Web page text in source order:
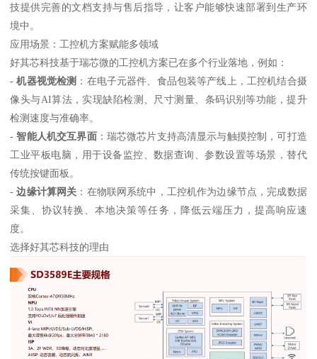
技提供完善的文档支持与售后指导，让客户能够快速部署到生产环
境中。
应用场景：工控机方案赋能多领域
好其芯科技基于瑞芯微的工控机方案已在多个行业落地，例如：
-机器视觉检测 ：在电子元器件、食品包装等产线上，工控机结合摄
像头与AI算法，实现缺陷检测、尺寸测量、条码识别等功能，提升
检测速度与准确率。
-智能人机交互界面：瑞芯微芯片支持高清显示与触摸控制，可打造
工业平板电脑，用于设备监控、数据查询、参数设置等场景，替代
传统按键面板。
-边缘计算网关 ：在物联网系统中，工控机作为边缘节点，完成数据
采集、协议转换、本地决策等任务，降低云端压力，提高响应速
度。
选择好其芯科技的理由